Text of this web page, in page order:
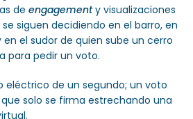
de engagementy visualizaciones
siguen decidiendo en el barro, en
el sudor de quien sube un cerro
para pedir un voto.
eléctrico de un segundo; un voto
solo se firma estrechando una